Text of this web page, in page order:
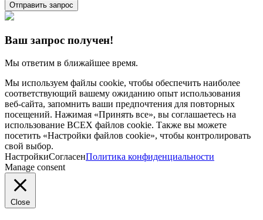
Отправить запрос
Ваш запрос получен!
Мы ответим в ближайшее время.
Мы используем файлы cookie, чтобы обеспечить наиболее
соответствующий вашему ожиданию опыт использования
веб-сайта, запомнить ваши предпочтения для повторных
посещений. Нажимая «Принять все», вы соглашаетесь на
использование ВСЕХ файлов cookie. Также вы можете
посетить «Настройки файлов cookie», чтобы контролировать
свой выбор.
НастройкиСогласенПолитика конфиденциальности
Manage consent
Close